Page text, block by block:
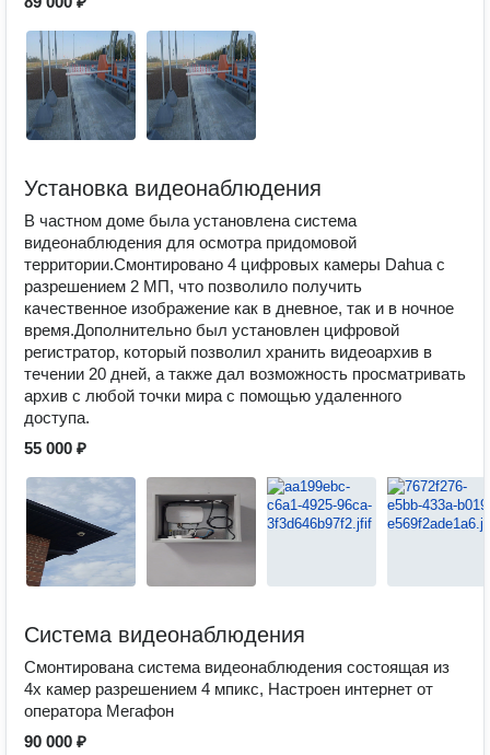
Установка видеонаблюдения
В частном доме была установлена система
видеонаблюдения для осмотра придомовой
территории.Смонтировано 4 цифровых камеры Dahua с
разрешением 2 МП, что позволило получить
качественное изображение как в дневное, так и в ночное
время.Дополнительно был установлен цифровой
регистратор, который позволил хранить видеоархив в
течении 20 дней, а также дал возможность просматривать
архив с любой точки мира с помощью удаленного
доступа.
55 000 ₽
Система видеонаблюдения
Смонтирована система видеонаблюдения состоящая из
4х камер разрешением 4 мпикс, Настроен интернет от
оператора Мегафон
90 000 ₽